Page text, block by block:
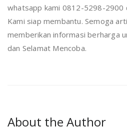
whatsapp kami 0812-5298-2900
Kami siap membantu. Semoga
memberikan informasi berharga
dan Selamat Mencoba.
About the Author